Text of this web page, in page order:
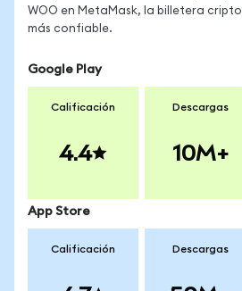
WOO en MetaMask, la billetera cripto
más confiable.
Google Play
Calificación
4.4
Descargas
10M+
App Store
Calificación Descargas